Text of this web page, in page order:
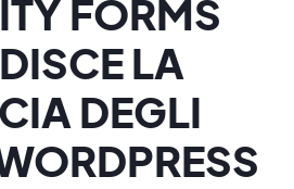
FORMS
LA
DEGLI